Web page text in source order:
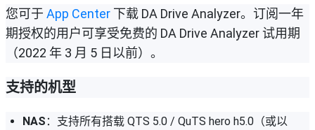
您可于 App Center 下载 DA Drive Analyzer。订阅一年
期授权的用户可享受免费的 DA Drive Analyzer 试用期
（2022 年 3 月 5 日以前）。
支持的机型
NAS ：支持所有搭载 QTS 5.0 / QuTS hero h5.0（或以